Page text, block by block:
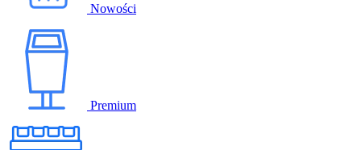
Nowości
Premium